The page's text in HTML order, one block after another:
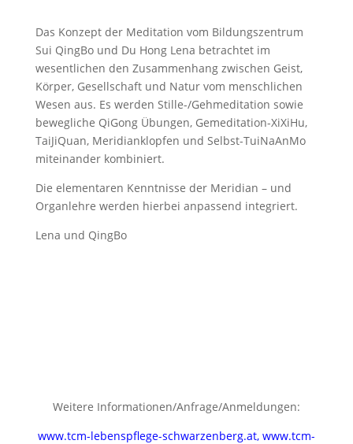
Das Konzept der Meditation vom Bildungszentrum
Sui QingBo und Du Hong Lena betrachtet im
wesentlichen den Zusammenhang zwischen Geist,
Körper, Gesellschaft und Natur vom menschlichen
Wesen aus. Es werden Stille-/Gehmeditation sowie
bewegliche QiGong Übungen, Gemeditation-XiXiHu,
TaiJiQuan, Meridianklopfen und Selbst-TuiNaAnMo
miteinander kombiniert.
Die elementaren Kenntnisse der Meridian – und
Organlehre werden hierbei anpassend integriert.
Lena und QingBo
Weitere Informationen/Anfrage/Anmeldungen:
www.tcm-lebenspflege-schwarzenberg.at, www.tcm-